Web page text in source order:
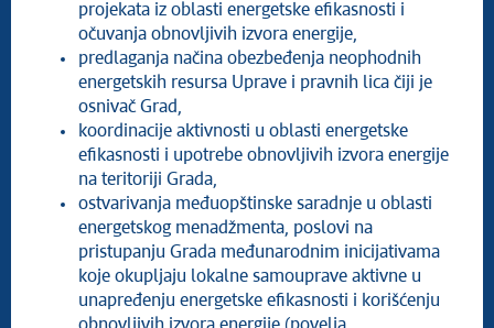
projekata iz oblasti energetske efikasnosti i
očuvanja obnovljivih izvora energije,
predlaganja načina obezbeđenja neophodnih
energetskih resursa Uprave i pravnih lica čiji je
osnivač Grad,
koordinacije aktivnosti u oblasti energetske
efikasnosti i upotrebe obnovljivih izvora energije
na teritoriji Grada,
ostvarivanja međuopštinske saradnje u oblasti
energetskog menadžmenta, poslovi na
pristupanju Grada međunarodnim inicijativama
koje okupljaju lokalne samouprave aktivne u
unapređenju energetske efikasnosti i korišćenju